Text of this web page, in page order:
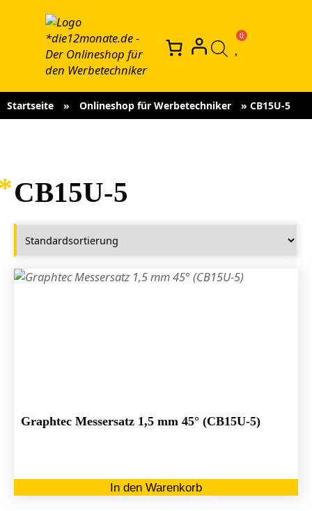
Startseite » Onlineshop für Werbetechniker » CB15U-5
CB15U-5
Graphtec Messersatz 1,5 mm 45° (CB15U-5)
In den Warenkorb